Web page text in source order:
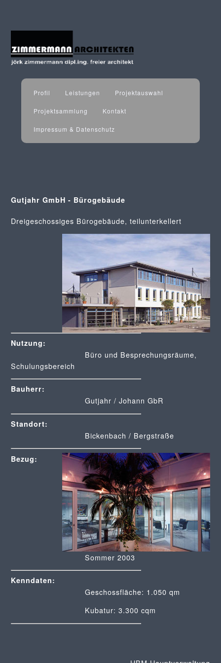
Profil Leistungen Projektauswahl
Projektsammlung Kontakt
Impressum & Datenschutz
Gutjahr GmbH - Bürogebäude
Dreigeschossiges Bürogebäude, teilunterkellert
Nutzung:
Büro und Besprechungsräume,
Schulungsbereich
Bauherr:
Gutjahr / Johann GbR
Standort:
Bickenbach / Bergstraße
Bezug:
Sommer 2003
Kenndaten:
Geschossfläche: 1.050 qm
Kubatur: 3.300 cqm